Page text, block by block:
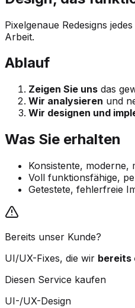
Pixelgenaue Redesigns
Arbeit.
Ablauf
Zeigen Sie uns das
Wir analysieren und
Wir designen und
Was Sie erhalten
Konsistente,
Voll funktionsfähige,
Getestete, fehlerfreie
Bereits unser Kunde?
UI/UX-Fixes, die wir bereits
Diesen Service kaufen
UI-/UX-Design